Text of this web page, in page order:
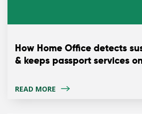
How Home Office detects
& keeps passport services
READ MORE